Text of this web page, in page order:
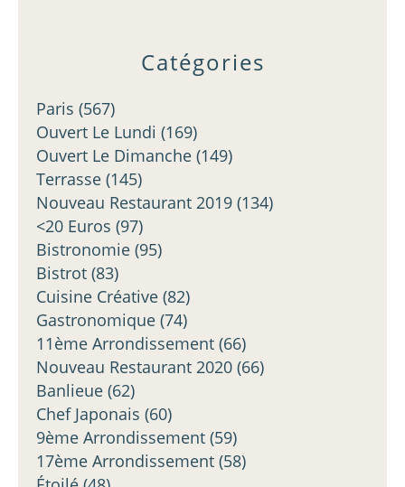
Catégories
Paris (567)
Ouvert Le Lundi (169)
Ouvert Le Dimanche (149)
Terrasse (145)
Nouveau Restaurant 2019 (134)
<20 Euros (97)
Bistronomie (95)
Bistrot (83)
Cuisine Créative (82)
Gastronomique (74)
11ème Arrondissement (66)
Nouveau Restaurant 2020 (66)
Banlieue (62)
Chef Japonais (60)
9ème Arrondissement (59)
17ème Arrondissement (58)